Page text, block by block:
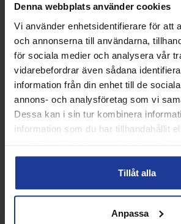
Denna webbplats använder cookies
Vi använder enhetsidentifierare för att
och annonserna till användarna,
för sociala medier och analysera vår
vidarebefordrar även sådana
information från din enhet till de
annons- och analysföretag som vi
Dessa kan i sin tur kombinera
information som du har tillhandahållit
Tillåt alla
Anpassa
juniorer Björn Rehnquist, men framförallt
Tennisshopen som driver shopen vidare i
kundfokus. Vi har koll på det senaste
Hos oss hittar du ett brett utbud av
padelracketar, tennisbollar, padelbollar,
tenniskläder, padelkläder, tennisväskor,
alltid lägsta prisgaranti!
Serving you with passion since 1976!
PRENUMERERA PÅ
NYHETER!